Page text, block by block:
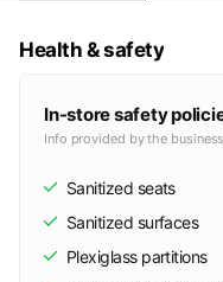
Health & safety
In-store safety
Info provided by the business
Sanitized seats
Sanitized surfaces
Plexiglass partitions